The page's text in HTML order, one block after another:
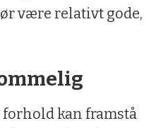
være relativt gode,
kan framstå